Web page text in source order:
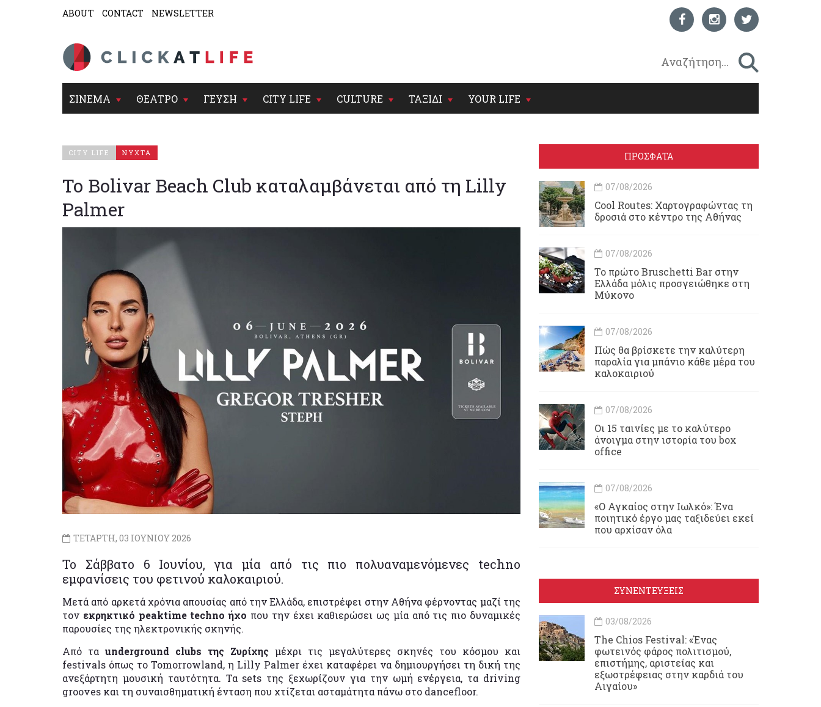
ABOUT CONTACT NEWSLETTER
ΣΙΝΕΜΑ ΘΕΑΤΡΟ ΓΕΥΣΗ CITY LIFE CULTURE ΤΑΞΙΔΙ YOUR LIFE
CITY LIFE ΝΥΧΤΑ
Το Bolivar Beach Club καταλαμβάνεται από τη Lilly
Palmer
ΤΕΤΑΡΤΗ, 03 ΙΟΥΝΙΟΥ 2026
Το Σάββατο 6 Ιουνίου, για μία από τις πιο πολυαναμενόμενες techno
εμφανίσεις του φετινού καλοκαιριού.
Μετά από αρκετά χρόνια απουσίας από την Ελλάδα, επιστρέφει στην Αθήνα φέρνοντας μαζί της
τον εκρηκτικό peaktime techno ήχο που την έχει καθιερώσει ως μία από τις πιο δυναμικές
παρουσίες της ηλεκτρονικής σκηνής.
Από τα underground clubs της Ζυρίχης μέχρι τις μεγαλύτερες σκηνές του κόσμου και
festivals όπως το Tomorrowland, η Lilly Palmer έχει καταφέρει να δημιουργήσει τη δική της
ανεξάρτητη μουσική ταυτότητα. Τα sets της ξεχωρίζουν για την ωμή ενέργεια, τα driving
grooves και τη συναισθηματική ένταση που χτίζεται ασταμάτητα πάνω στο dancefloor.
ΠΡΟΣΦΑΤΑ
07/08/2026
Cool Routes: Χαρτογραφώντας τη
δροσιά στο κέντρο της Αθήνας
07/08/2026
Το πρώτο Bruschetti Bar στην
Ελλάδα μόλις προσγειώθηκε στη
Μύκονο
07/08/2026
Πώς θα βρίσκετε την καλύτερη
παραλία για μπάνιο κάθε μέρα του
καλοκαιριού
07/08/2026
Οι 15 ταινίες με το καλύτερο
άνοιγμα στην ιστορία του box
office
07/08/2026
«Ο Αγκαίος στην Ιωλκό»: Ένα
ποιητικό έργο μας ταξιδεύει εκεί
που αρχίσαν όλα
ΣΥΝΕΝΤΕΥΞΕΙΣ
03/08/2026
Τhe Chios Festival: «Ένας
φωτεινός φάρος πολιτισμού,
επιστήμης, αριστείας και
εξωστρέφειας στην καρδιά του
Αιγαίου»